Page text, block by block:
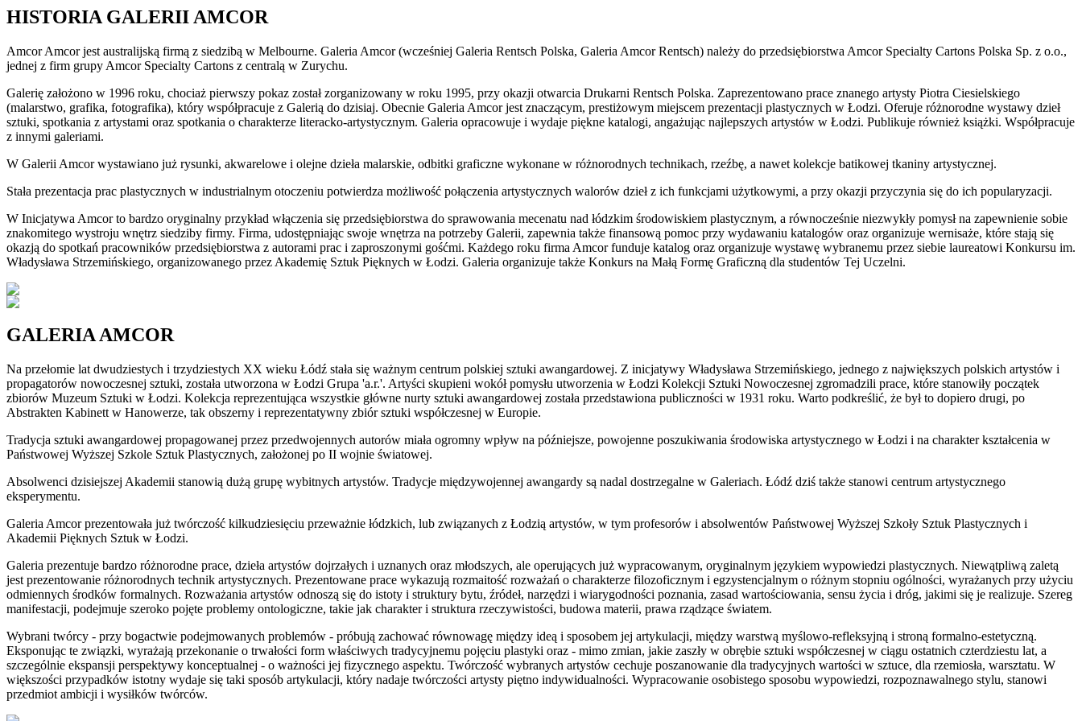
HISTORIA GALERII AMCOR
Amcor Amcor jest australijską firmą z siedzibą w Melbourne. Galeria Amcor (wcześniej Galeria Rentsch Polska, Galeria Amcor Rentsch) należy do przedsiębiorstwa Amcor Specialty Cartons Polska Sp. z o.o.,
jednej z firm grupy Amcor Specialty Cartons z centralą w Zurychu.
Galerię założono w 1996 roku, chociaż pierwszy pokaz został zorganizowany w roku 1995, przy okazji otwarcia Drukarni Rentsch Polska. Zaprezentowano prace znanego artysty Piotra Ciesielskiego
(malarstwo, grafika, fotografika), który współpracuje z Galerią do dzisiaj. Obecnie Galeria Amcor jest znaczącym, prestiżowym miejscem prezentacji plastycznych w Łodzi. Oferuje różnorodne wystawy dzieł
sztuki, spotkania z artystami oraz spotkania o charakterze literacko-artystycznym. Galeria opracowuje i wydaje piękne katalogi, angażując najlepszych artystów w Łodzi. Publikuje również książki. Współpracuje
z innymi galeriami.
W Galerii Amcor wystawiano już rysunki, akwarelowe i olejne dzieła malarskie, odbitki graficzne wykonane w różnorodnych technikach, rzeźbę, a nawet kolekcje batikowej tkaniny artystycznej.
Stała prezentacja prac plastycznych w industrialnym otoczeniu potwierdza możliwość połączenia artystycznych walorów dzieł z ich funkcjami użytkowymi, a przy okazji przyczynia się do ich popularyzacji.
W Inicjatywa Amcor to bardzo oryginalny przykład włączenia się przedsiębiorstwa do sprawowania mecenatu nad łódzkim środowiskiem plastycznym, a równocześnie niezwykły pomysł na zapewnienie sobie
znakomitego wystroju wnętrz siedziby firmy. Firma, udostępniając swoje wnętrza na potrzeby Galerii, zapewnia także finansową pomoc przy wydawaniu katalogów oraz organizuje wernisaże, które stają się
okazją do spotkań pracowników przedsiębiorstwa z autorami prac i zaproszonymi gośćmi. Każdego roku firma Amcor funduje katalog oraz organizuje wystawę wybranemu przez siebie laureatowi Konkursu im.
Władysława Strzemińskiego, organizowanego przez Akademię Sztuk Pięknych w Łodzi. Galeria organizuje także Konkurs na Małą Formę Graficzną dla studentów Tej Uczelni.
GALERIA AMCOR
Na przełomie lat dwudziestych i trzydziestych XX wieku Łódź stała się ważnym centrum polskiej sztuki awangardowej. Z inicjatywy Władysława Strzemińskiego, jednego z największych polskich artystów i
propagatorów nowoczesnej sztuki, została utworzona w Łodzi Grupa 'a.r.'. Artyści skupieni wokół pomysłu utworzenia w Łodzi Kolekcji Sztuki Nowoczesnej zgromadzili prace, które stanowiły początek
zbiorów Muzeum Sztuki w Łodzi. Kolekcja reprezentująca wszystkie główne nurty sztuki awangardowej została przedstawiona publiczności w 1931 roku. Warto podkreślić, że był to dopiero drugi, po
Abstrakten Kabinett w Hanowerze, tak obszerny i reprezentatywny zbiór sztuki współczesnej w Europie.
Tradycja sztuki awangardowej propagowanej przez przedwojennych autorów miała ogromny wpływ na późniejsze, powojenne poszukiwania środowiska artystycznego w Łodzi i na charakter kształcenia w
Państwowej Wyższej Szkole Sztuk Plastycznych, założonej po II wojnie światowej.
Absolwenci dzisiejszej Akademii stanowią dużą grupę wybitnych artystów. Tradycje międzywojennej awangardy są nadal dostrzegalne w Galeriach. Łódź dziś także stanowi centrum artystycznego
eksperymentu.
Galeria Amcor prezentowała już twórczość kilkudziesięciu przeważnie łódzkich, lub związanych z Łodzią artystów, w tym profesorów i absolwentów Państwowej Wyższej Szkoły Sztuk Plastycznych i
Akademii Pięknych Sztuk w Łodzi.
Galeria prezentuje bardzo różnorodne prace, dzieła artystów dojrzałych i uznanych oraz młodszych, ale operujących już wypracowanym, oryginalnym językiem wypowiedzi plastycznych. Niewątpliwą zaletą
jest prezentowanie różnorodnych technik artystycznych. Prezentowane prace wykazują rozmaitość rozważań o charakterze filozoficznym i egzystencjalnym o różnym stopniu ogólności, wyrażanych przy użyciu
odmiennych środków formalnych. Rozważania artystów odnoszą się do istoty i struktury bytu, źródeł, narzędzi i wiarygodności poznania, zasad wartościowania, sensu życia i dróg, jakimi się je realizuje. Szereg
manifestacji, podejmuje szeroko pojęte problemy ontologiczne, takie jak charakter i struktura rzeczywistości, budowa materii, prawa rządzące światem.
Wybrani twórcy - przy bogactwie podejmowanych problemów - próbują zachować równowagę między ideą i sposobem jej artykulacji, między warstwą myślowo-refleksyjną i stroną formalno-estetyczną.
Eksponując te związki, wyrażają przekonanie o trwałości form właściwych tradycyjnemu pojęciu plastyki oraz - mimo zmian, jakie zaszły w obrębie sztuki współczesnej w ciągu ostatnich czterdziestu lat, a
szczególnie ekspansji perspektywy konceptualnej - o ważności jej fizycznego aspektu. Twórczość wybranych artystów cechuje poszanowanie dla tradycyjnych wartości w sztuce, dla rzemiosła, warsztatu. W
większości przypadków istotny wydaje się taki sposób artykulacji, który nadaje twórczości artysty piętno indywidualności. Wypracowanie osobistego sposobu wypowiedzi, rozpoznawalnego stylu, stanowi
przedmiot ambicji i wysiłków twórców.